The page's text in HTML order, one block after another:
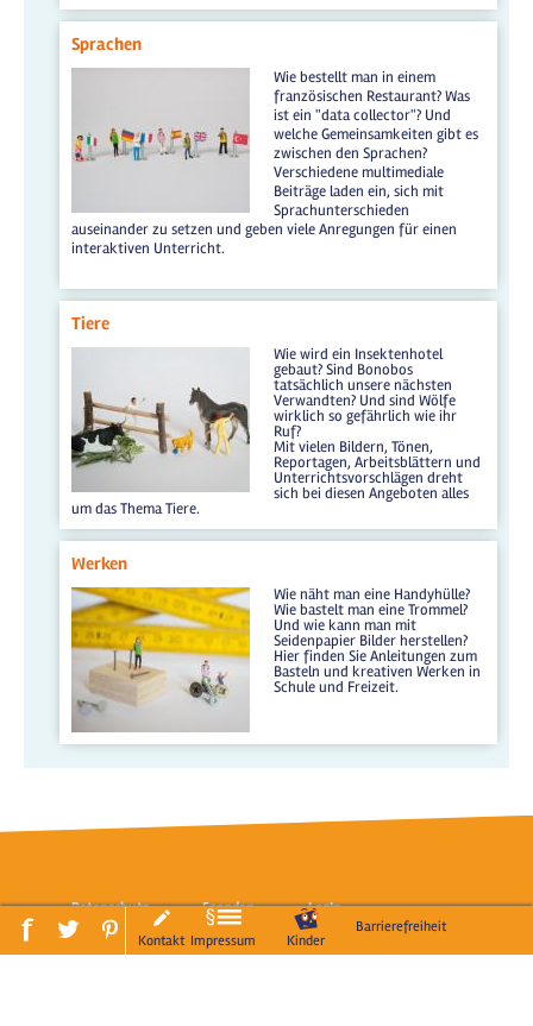
Sprachen
Wie bestellt man in einem
französischen Restaurant? Was
ist ein "data collector"? Und
welche Gemeinsamkeiten gibt es
zwischen den Sprachen?
Verschiedene multimediale
Beiträge laden ein, sich mit
Sprachunterschieden
auseinander zu setzen und geben viele Anregungen für einen
interaktiven Unterricht.
Tiere
Wie wird ein Insektenhotel
gebaut? Sind Bonobos
tatsächlich unsere nächsten
Verwandten? Und sind Wölfe
wirklich so gefährlich wie ihr
Ruf?
Mit vielen Bildern, Tönen,
Reportagen, Arbeitsblättern und
Unterrichtsvorschlägen dreht
sich bei diesen Angeboten alles
um das Thema Tiere.
Werken
Wie näht man eine Handyhülle?
Wie bastelt man eine Trommel?
Und wie kann man mit
Seidenpapier Bilder herstellen?
Hier finden Sie Anleitungen zum
Basteln und kreativen Werken in
Schule und Freizeit.
Datenschutz Spenden LogIn
Kontakt Impressum Kinder
Barrierefreiheit